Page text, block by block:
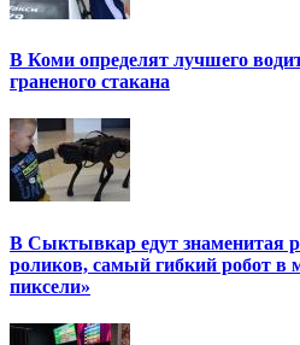
В Коми определят лучшего
граненого стакана
В Сыктывкар едут знаменитая
роликов, самый гибкий робот в
пиксели»